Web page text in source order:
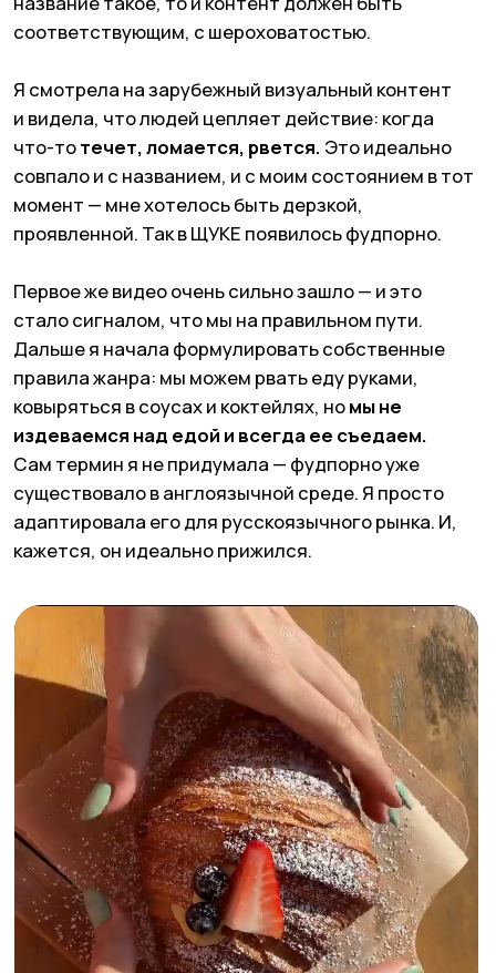
ковыряться в соусах и коктейлях, номы не
издеваемся над едой и всегда ее съедаем.
существовало в англоязычной среде. Я просто
адаптировала его для русскоязычного рынка. И,
кажется, он идеально прижился.
ПРОЕКТ, КОТОРЫЙ НАПЕЧАТАЛСЯ
С ТРЕТЬЕГО РАЗА
Когда ЩУКА только начиналась, мне хотелось
сделать что-нибудь по-настоящему большое —
не просто посты, а проект, после которого о нас
скажут: «Окей, они всерьез». Так появилась
печатная карта интересных мест Краснодара:30
локаций, часть рекламных — по 5000 ₽ за место,
тираж почти четыре тысячи экземпляров.
Сейчас вспоминаю это и думаю: господи, на что
я вообще подписалась.